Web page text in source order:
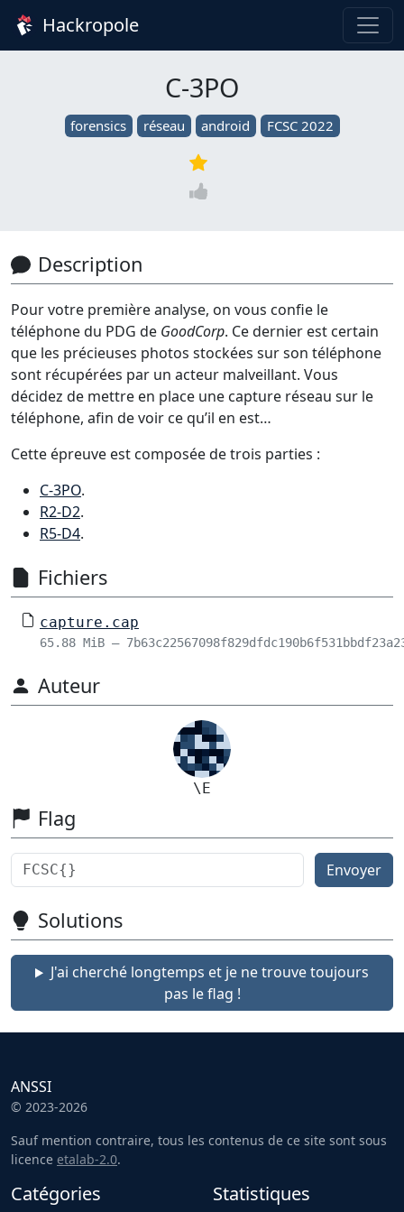
Hackropole
C-3PO
forensics réseau android FCSC 2022
Description
Pour votre première analyse, on vous confie le
téléphone du PDG de GoodCorp. Ce dernier est certain
que les précieuses photos stockées sur son téléphone
sont récupérées par un acteur malveillant. Vous
décidez de mettre en place une capture réseau sur le
téléphone, afin de voir ce qu’il en est…
Cette épreuve est composée de trois parties :
C-3PO.
R2-D2.
R5-D4.
Fichiers
capture.cap
65.88 MiB –
Auteur
\E
Flag
Envoyer
Solutions
J'ai cherché longtemps et je ne trouve toujours
pas le flag !
ANSSI
© 2023-2026
Sauf mention contraire, tous les contenus de ce site sont sous
licence etalab-2.0.
Catégories Statistiques